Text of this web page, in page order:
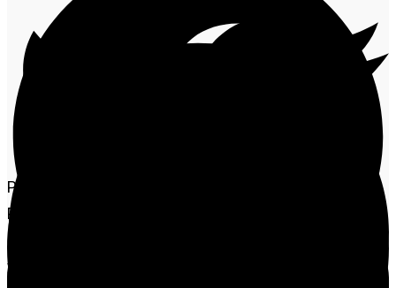
Por muito tempo Giselia Rodrigues, CEO Xeirosa
Presentes, tentou fugir do empreendedorismo.
Formou-se, buscou estabilidade em empregos
formais, mas o “cheiro da sacola” sempre falou mais